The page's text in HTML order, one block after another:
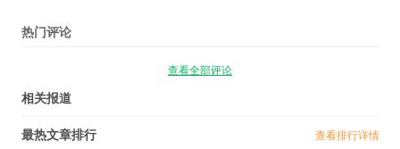
热门评论
查看全部评论
相关报道
最热文章排行 查看排行详情